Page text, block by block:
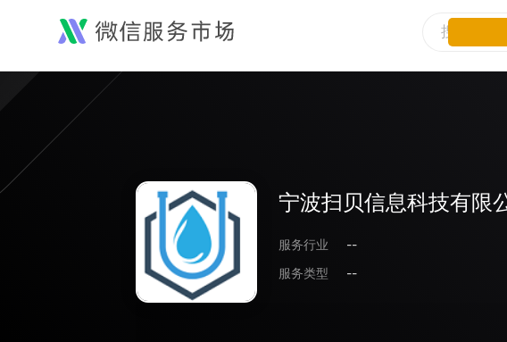
宁波扫贝信息科技有限
服务行业
--
服务类型
--